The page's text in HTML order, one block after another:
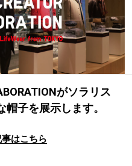
古着サミット
グッド図鑑
JOURNAL
のYouTube
#AH.H
#MUSIC #MOVIE
がソラリス
子を展示します。
はこちら